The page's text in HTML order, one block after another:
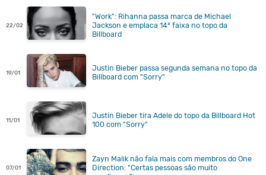
22/02
"Work": Rihanna passa marca de Michael
Jackson e emplaca 14ª faixa no topo da
Billboard
19/01
Justin Bieber passa segunda semana no topo da
Billboard com "Sorry"
11/01
Justin Bieber tira Adele do topo da Billboard Hot
100 com "Sorry"
07/01
Zayn Malik não fala mais com membros do One
Direction: "Certas pessoas são muito